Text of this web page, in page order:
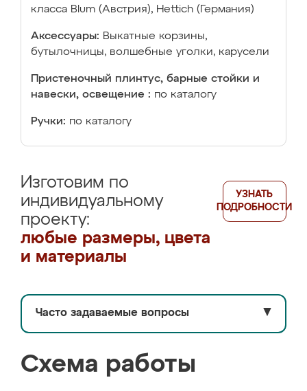
класса Blum (Австрия), Hettich (Германия)
Аксессуары: Выкатные корзины,
бутылочницы, волшебные уголки, карусели
Пристеночный плинтус, барные стойки и
навески, освещение : по каталогу
Ручки: по каталогу
Изготовим по
индивидуальному
проекту:
любые размеры, цвета
и материалы
УЗНАТЬ
ПОДРОБНОСТИ
Часто задаваемые вопросы ▼
Схема работы